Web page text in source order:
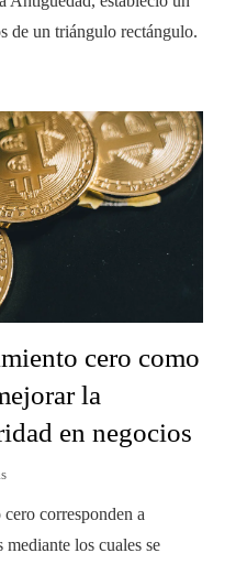
de un triángulo rectángulo.
cero como
la
en negocios
corresponden a
los cuales se